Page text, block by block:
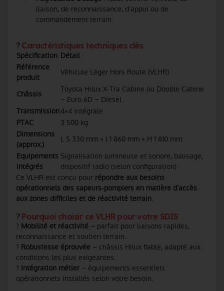
liaison, de reconnaissance, d’appui ou de
commandement terrain.
? Caractéristiques techniques clés
Spécification Détail
Référence
produit
Véhicule Léger Hors Route (VLHR)
Châssis
Toyota Hilux X-Tra Cabine ou Double Cabine
– Euro 6D – Diesel
Transmission4×4 intégrale
PTAC
3 500 kg
Dimensions
(approx.)
L 5 330 mm × l 1 860 mm × H 1 810 mm
Equipements
intégrés
Signalisation lumineuse et sonore, balisage,
dispositif radio (selon configuration)
Ce VLHR est conçu pour répondre aux besoins
opérationnels des sapeurs-pompiers en matière d’accès
aux zones difficiles et de réactivité terrain.
? Pourquoi choisir ce VLHR pour votre SDIS
? Mobilité et réactivité – parfait pour liaisons rapides,
reconnaissance et soutien terrain.
? Robustesse éprouvée – châssis Hilux fiable, adapté aux
conditions les plus exigeantes.
? Intégration métier – équipements essentiels
opérationnels installés selon votre besoin.